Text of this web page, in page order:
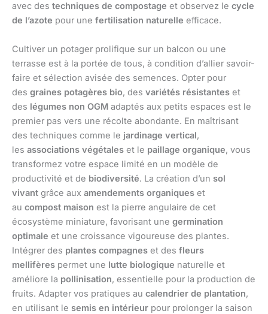
avec des techniques de compostage et observez le cycle
de l’azote pour une fertilisation naturelle efficace.
Cultiver un potager prolifique sur un balcon ou une
terrasse est à la portée de tous, à condition d’allier savoir-
faire et sélection avisée des semences. Opter pour
des graines potagères bio, des variétés résistantes et
des légumes non OGM adaptés aux petits espaces est le
premier pas vers une récolte abondante. En maîtrisant
des techniques comme le jardinage vertical,
les associations végétales et le paillage organique, vous
transformez votre espace limité en un modèle de
productivité et de biodiversité. La création d’un sol
vivant grâce aux amendements organiques et
au compost maison est la pierre angulaire de cet
écosystème miniature, favorisant une germination
optimale et une croissance vigoureuse des plantes.
Intégrer des plantes compagnes et des fleurs
mellifères permet une lutte biologique naturelle et
améliore la pollinisation, essentielle pour la production de
fruits. Adapter vos pratiques au calendrier de plantation,
en utilisant le semis en intérieur pour prolonger la saison